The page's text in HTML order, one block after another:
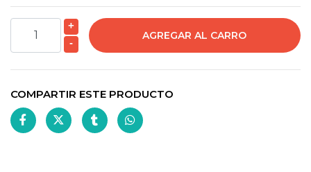
+
-
COMPARTIR ESTE PRODUCTO